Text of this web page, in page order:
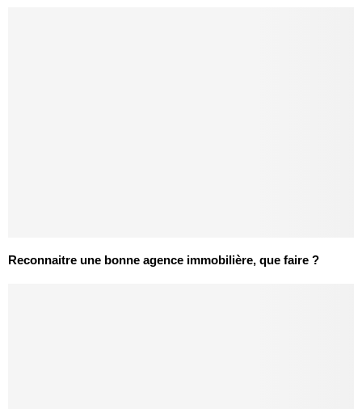
Reconnaitre une bonne agence immobilière, que faire ?